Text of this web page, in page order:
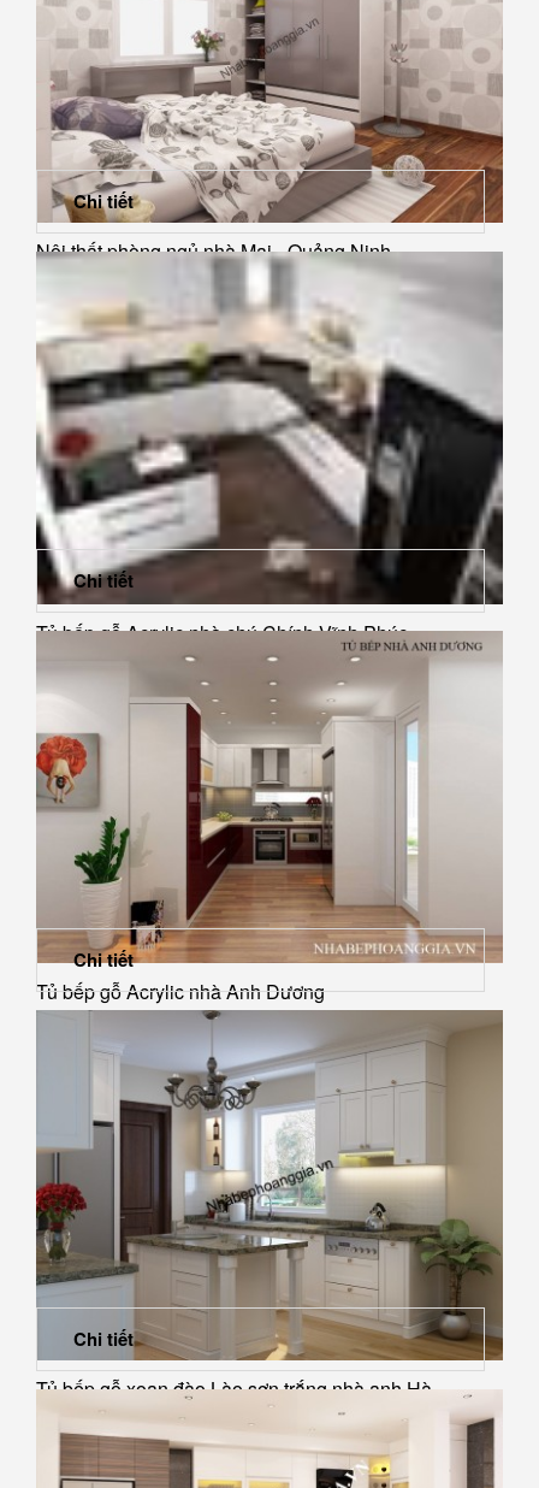
Nội thất phòng ngủ nhà Mai - Quảng Ninh
Chi tiết
Tủ bếp gỗ Acrylic nhà chú Chính Vĩnh Phúc
Chi tiết
Tủ bếp gỗ Acrylic nhà Anh Dương
Chi tiết
Tủ bếp gỗ xoan đào Lào sơn trắng nhà anh Hà -...
Chi tiết